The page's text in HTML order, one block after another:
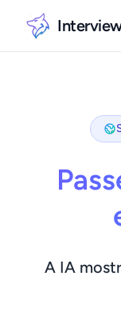
A IA